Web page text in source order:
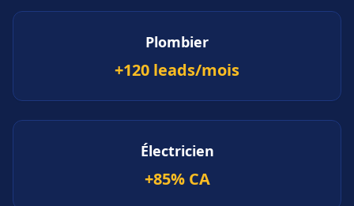
Plombier
+120 leads/mois
Électricien
+85% CA